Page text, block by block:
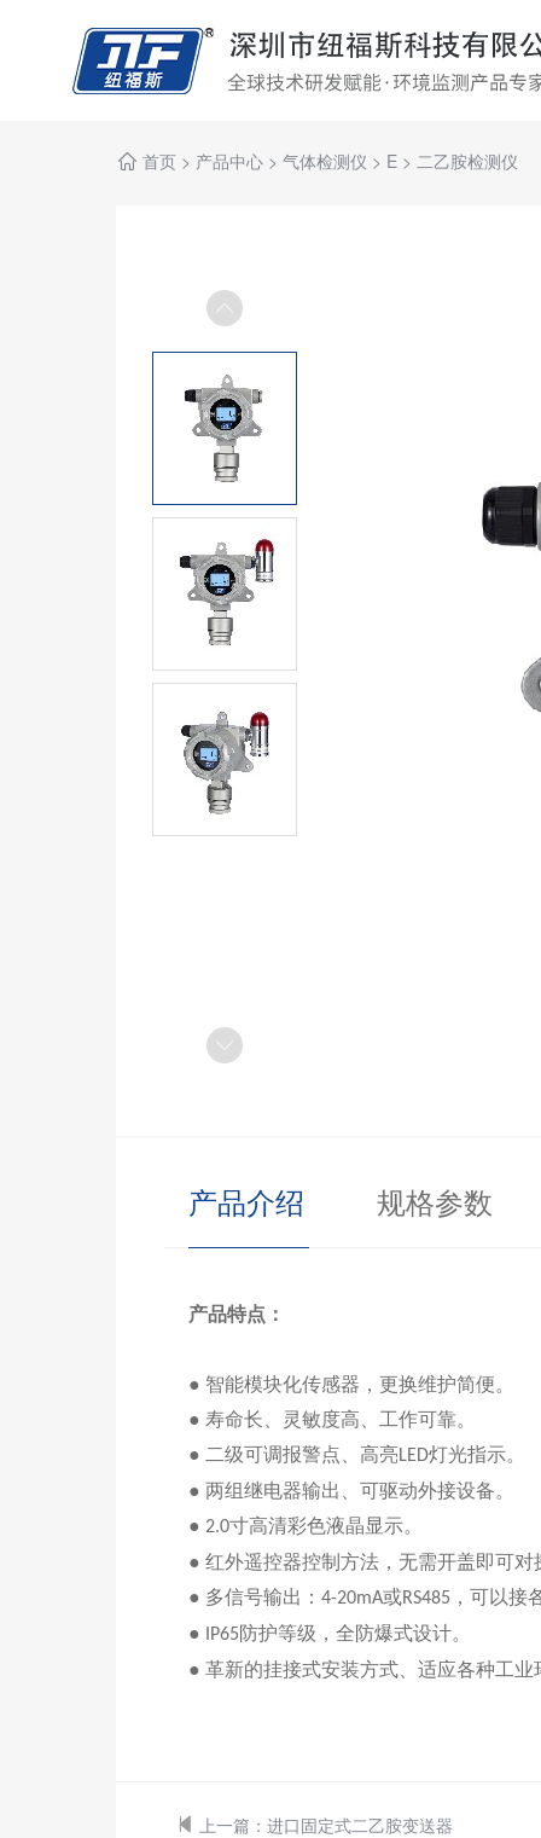
首页 > 产品中心 > 气体检测仪 > E > 二乙胺检测仪
产品介绍 规格参数
产品特点：
● 智能模块化传感器，更换维护简便。
● 寿命长、灵敏度高、工作可靠。
● 二级可调报警点、高亮LED灯光指示。
● 两组继电器输出、可驱动外接设备。
● 2.0寸高清彩色液晶显示。
● 红外遥控器控制方法，无需开盖即可
● 多信号输出： 4-20mA或RS485 ，可以接
●
IP65防护等级，全防爆式设计。
● 革新的挂接式安装方式、适应各种工
上一篇： 进口固定式二乙胺变送器